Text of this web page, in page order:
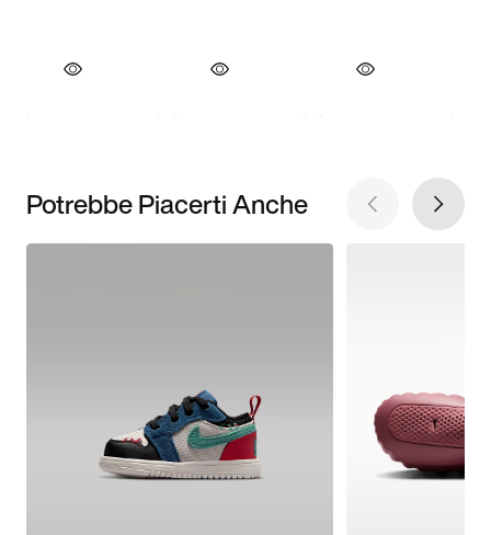
Potrebbe Piacerti Anche